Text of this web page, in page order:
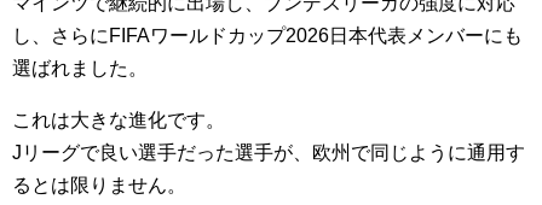
し、さらにFIFAワールドカップ2026日本代表メンバーにも
選ばれました。
これは大きな進化です。
Jリーグで良い選手だった選手が、欧州で同じように通用す
るとは限りません。